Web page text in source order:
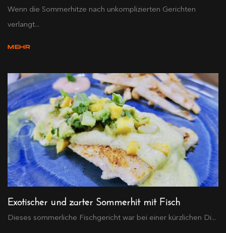
Wenn die Sommerhitze nach unkomplizierten Gerichten
verlangt...
MEHR
Exotischer und zarter Sommerhit mit Fisch
Dieses sommerliche Fischgericht war bei einer kürzlichen Di...